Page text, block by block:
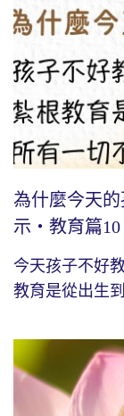
為什麼今天
示・教育篇10
今天孩子不好
教育是從出生